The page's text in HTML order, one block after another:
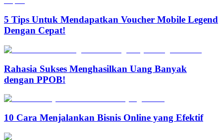
5 Tips Untuk Mendapatkan Voucher Mobile Legend
Dengan Cepat!
Rahasia Sukses Menghasilkan Uang Banyak
dengan PPOB!
10 Cara Menjalankan Bisnis Online yang Efektif